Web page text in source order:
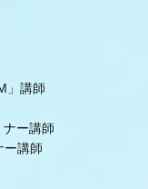
」講師
ナー講師
ー講師